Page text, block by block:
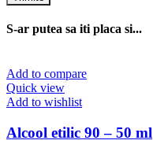
S-ar putea sa iti placa si...
Add to compare
Quick view
Add to wishlist
Alcool etilic 90 – 50 ml